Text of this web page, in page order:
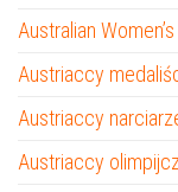
Australian
Austriaccy
Austriaccy
Austriaccy